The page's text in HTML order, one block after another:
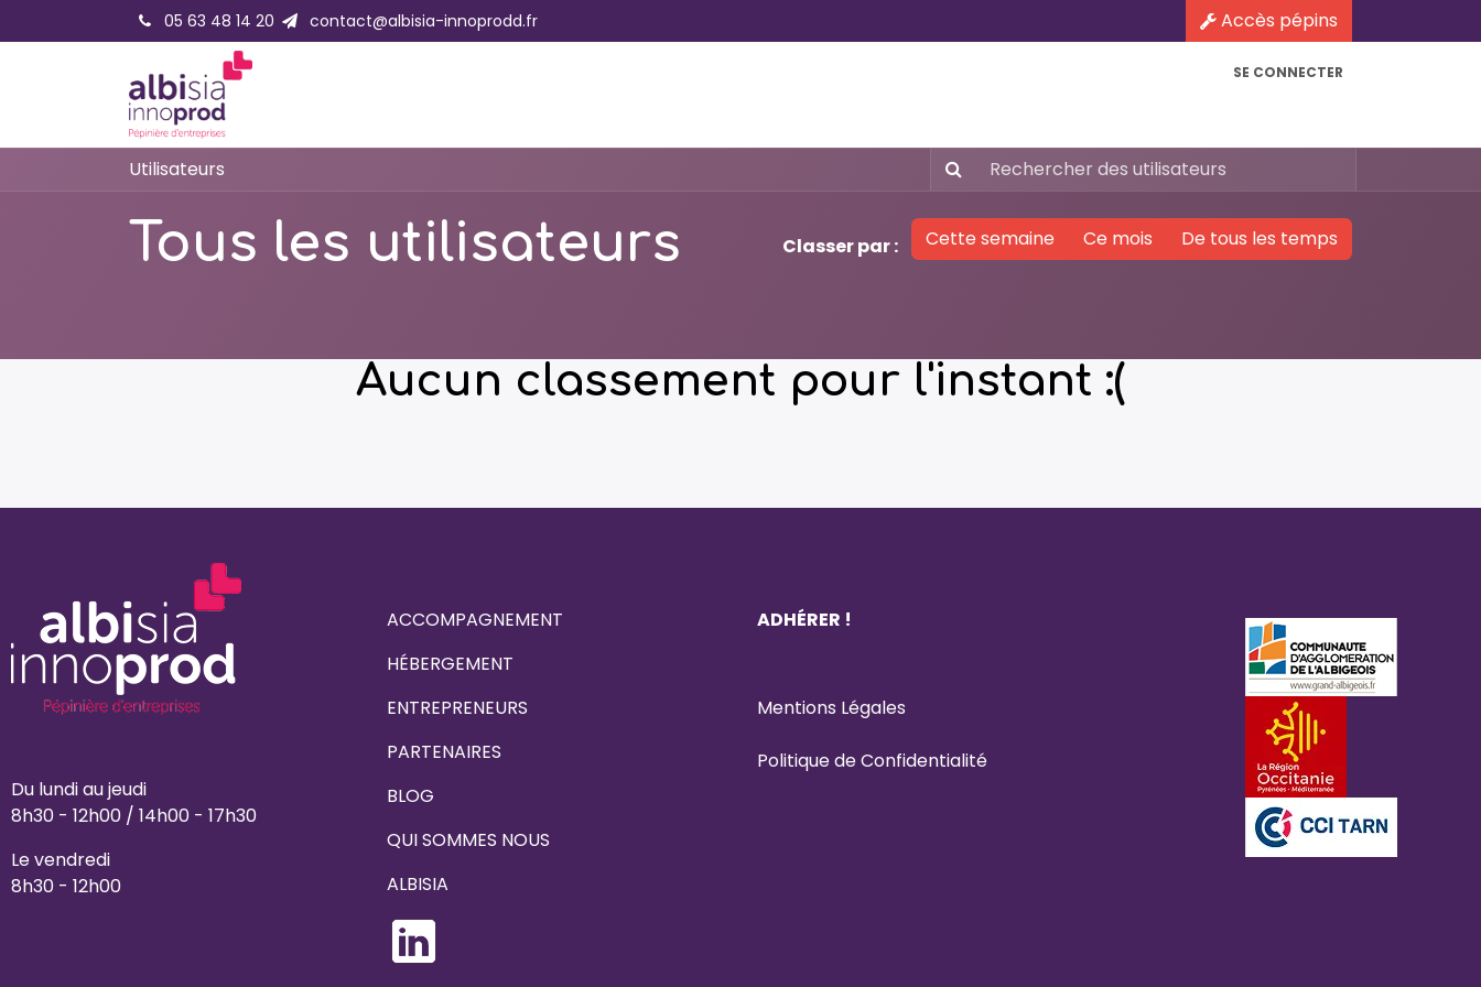
Se rendre au contenu05 63 48 14 20 contact@albisia-innoprodd.fr Accès pépins
SE CONNECTER
Utilisateurs
Tous les utilisateurs Classer par : Cette semaine Ce mois De tous les temps
Aucun classement pour l'instant :(
Du lundi au jeudi
8h30 - 12h00 / 14h00 - 17h30
Le vendredi
8h30 - 12h00
ACCOMPAGNEMENT
HÉBERGEMENT
ENTREPRENEURS
PARTENAIRES
BLOG
QUI SOMMES NOUS
ALBISIA
ADHÉRER !
Mentions Légales
Politique de Confidentialité